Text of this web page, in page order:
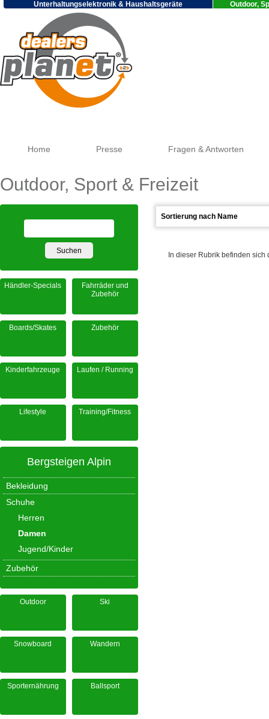
Unterhaltungselektronik & Haushaltsgeräte Outdoor,
Home Presse Fragen & Antworten
Outdoor, Sport & Freizeit
In dieser Rubrik befinden
Händler-Specials
Fahrräder und
Zubehör
Boards/Skates Zubehör
Kinderfahrzeuge Laufen / Running
Lifestyle Training/Fitness
Bergsteigen Alpin
Bekleidung
Schuhe
Herren
Damen
Jugend/Kinder
Zubehör
Outdoor Ski
Snowboard Wandern
Sporternährung Ballsport